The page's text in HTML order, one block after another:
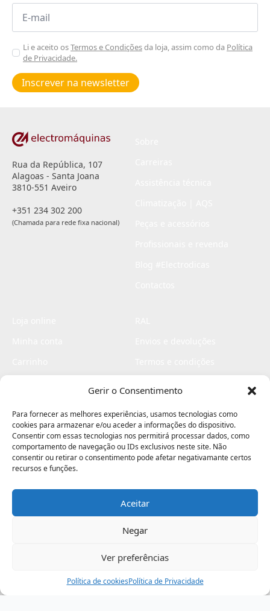
Gerir o Consentimento
Para fornecer as melhores experiências, usamos tecnologias como
cookies para armazenar e/ou aceder a informações do dispositivo.
Consentir com essas tecnologias nos permitirá processar dados, como
comportamento de navegação ou IDs exclusivos neste site. Não
consentir ou retirar o consentimento pode afetar negativamante certos
recursos e funções.
Aceitar
Negar
Ver preferências
Política de cookiesPolítica de Privacidade
Email
Aceitar
Poiticas
de
privacidade
Li e aceito osTermos e Condiçõesda loja, assim como da Política
de Privacidade.
Inscrever na newsletter
Rua da República, 107
Alagoas - Santa Joana
3810-551 Aveiro
+351 234 302 200
(Chamada para rede fixa nacional)
Livro de elogios
Electromaquinas ©2026
contágio - agência criativa
Assistência Ajuda Minha Conta